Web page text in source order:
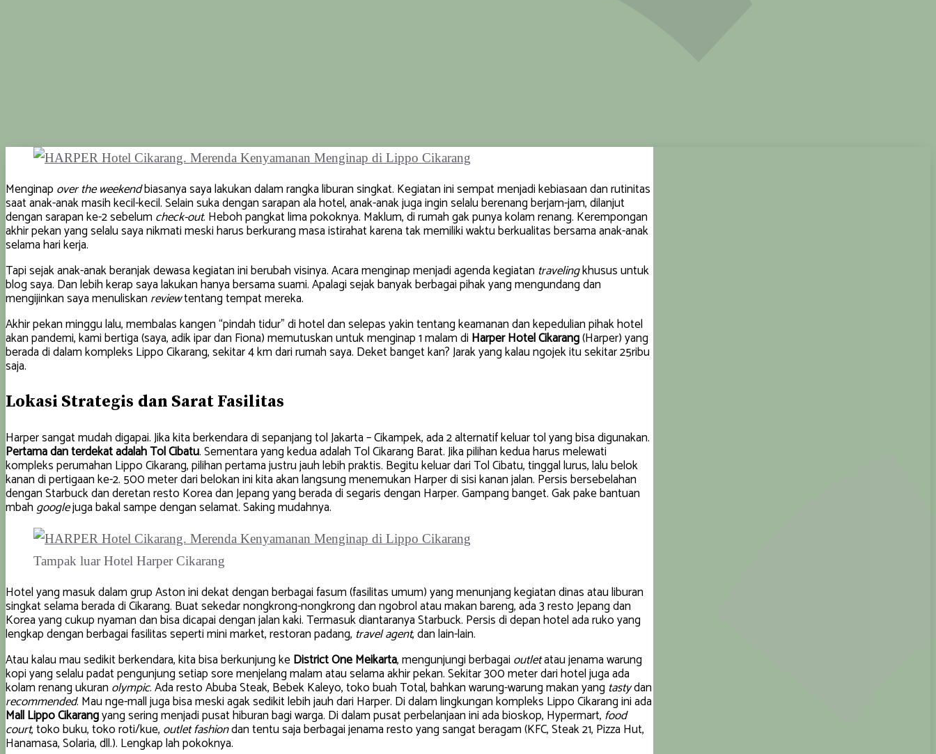
Menginap over the weekendbiasanya saya lakukan dalam rangka liburan singkat. Kegiatan ini sempat menjadi kebiasaan dan rutinitas
saat anak-anak masih kecil-kecil. Selain suka dengan sarapan ala hotel, anak-anak juga ingin selalu berenang berjam-jam, dilanjut
dengan sarapan ke-2 sebelum check-out. Heboh pangkat lima pokoknya. Maklum, di rumah gak punya kolam renang. Kerempongan
akhir pekan yang selalu saya nikmati meski harus berkurang masa istirahat karena tak memiliki waktu berkualitas bersama anak-anak
selama hari kerja.
Tapi sejak anak-anak beranjak dewasa kegiatan ini berubah visinya. Acara menginap menjadi agenda kegiatan travelingkhusus untuk
blog saya. Dan lebih kerap saya lakukan hanya bersama suami. Apalagi sejak banyak berbagai pihak yang mengundang dan
mengijinkan saya menuliskan reviewtentang tempat mereka.
Akhir pekan minggu lalu, membalas kangen “pindah tidur” di hotel dan selepas yakin tentang keamanan dan kepedulian pihak hotel
akan pandemi, kami bertiga (saya, adik ipar dan Fiona) memutuskan untuk menginap 1 malam di Harper Hotel Cikarang(Harper) yang
berada di dalam kompleks Lippo Cikarang, sekitar 4 km dari rumah saya. Deket banget kan? Jarak yang kalau ngojek itu sekitar 25ribu
saja.
Lokasi Strategis dan Sarat Fasilitas
Harper sangat mudah digapai. Jika kita berkendara di sepanjang tol Jakarta – Cikampek, ada 2 alternatif keluar tol yang bisa digunakan.
Pertama dan terdekat adalah Tol Cibatu. Sementara yang kedua adalah Tol Cikarang Barat. Jika pilihan kedua harus melewati
kompleks perumahan Lippo Cikarang, pilihan pertama justru jauh lebih praktis. Begitu keluar dari Tol Cibatu, tinggal lurus, lalu belok
kanan di pertigaan ke-2. 500 meter dari belokan ini kita akan langsung menemukan Harper di sisi kanan jalan. Persis bersebelahan
dengan Starbuck dan deretan resto Korea dan Jepang yang berada di segaris dengan Harper. Gampang banget. Gak pake bantuan
mbahgooglejuga bakal sampe dengan selamat. Saking mudahnya.
Tampak luar Hotel Harper Cikarang
Hotel yang masuk dalam grup Aston ini dekat dengan berbagai fasum (fasilitas umum) yang menunjang kegiatan dinas atau liburan
singkat selama berada di Cikarang. Buat sekedar nongkrong-nongkrong dan ngobrol atau makan bareng, ada 3 resto Jepang dan
Korea yang cukup nyaman dan bisa dicapai dengan jalan kaki. Termasuk diantaranya Starbuck. Persis di depan hotel ada ruko yang
lengkap dengan berbagai fasilitas seperti mini market, restoran padang, travel agent, dan lain-lain.
Atau kalau mau sedikit berkendara, kita bisa berkunjung keDistrict One Meikarta, mengunjungi berbagai outletatau jenama warung
kopi yang selalu padat pengunjung setiap sore menjelang malam atau selama akhir pekan. Sekitar 300 meter dari hotel juga ada
kolam renang ukuran olympic. Ada resto Abuba Steak, Bebek Kaleyo, toko buah Total, bahkan warung-warung makan yang tastydan
recommended. Mau nge-mall juga bisa meski agak sedikit lebih jauh dari Harper. Di dalam lingkungan kompleks Lippo Cikarang ini ada
Mall Lippo Cikarangyang sering menjadi pusat hiburan bagi warga. Di dalam pusat perbelanjaan ini ada bioskop, Hypermart, food
court, toko buku, toko roti/kue, outlet fashiondan tentu saja berbagai jenama resto yang sangat beragam (KFC, Steak 21, Pizza Hut,
Hanamasa, Solaria, dll.). Lengkap lah pokoknya.